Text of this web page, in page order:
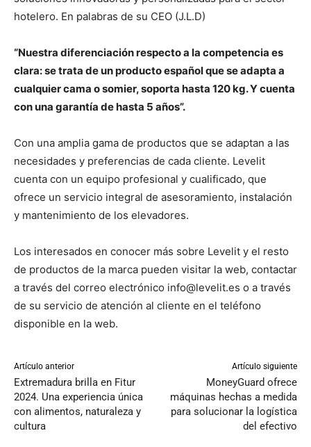
hotelero. En palabras de su CEO (J.L.D)
“Nuestra diferenciación respecto a la competencia es
clara: se trata de un producto español que se adapta a
cualquier cama o somier, soporta hasta 120 kg. Y cuenta
con una garantía de hasta 5 años”.
Con una amplia gama de productos que se adaptan a las
necesidades y preferencias de cada cliente. Levelit
cuenta con un equipo profesional y cualificado, que
ofrece un servicio integral de asesoramiento, instalación
y mantenimiento de los elevadores.
Los interesados en conocer más sobre Levelit y el resto
de productos de la marca pueden visitar la web, contactar
a través del correo electrónico info@levelit.es o a través
de su servicio de atención al cliente en el teléfono
disponible en la web.
Artículo anterior
Extremadura brilla en Fitur
2024. Una experiencia única
con alimentos, naturaleza y
cultura
Artículo siguiente
MoneyGuard ofrece
máquinas hechas a medida
para solucionar la logística
del efectivo